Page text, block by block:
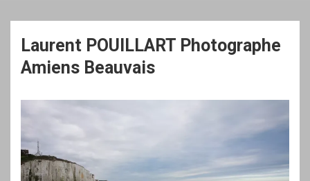
Laurent POUILLART Photographe
Amiens Beauvais